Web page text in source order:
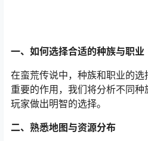
一、如何选择合适的种族与职业
在蛮荒传说中，种族和职业的
重要的作用，我们将分析不同
玩家做出明智的选择。
二、熟悉地图与资源分布